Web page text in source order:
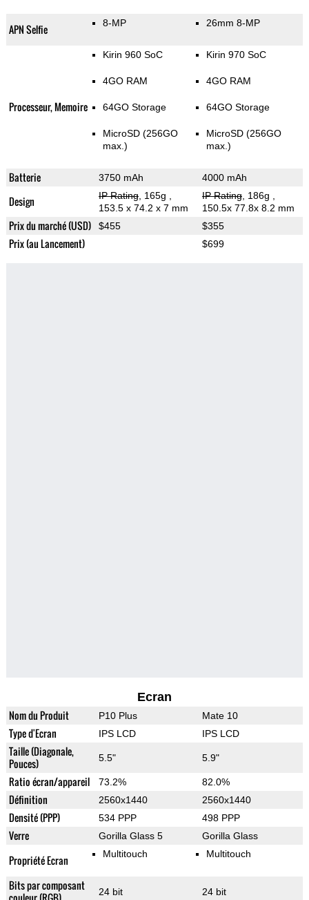
APN Selfie 8-MP 26mm 8-MP
Processeur, Memoire
Kirin 960 SoC
4GO RAM
64GO Storage
MicroSD (256GO
max.)
Kirin 970 SoC
4GO RAM
64GO Storage
MicroSD (256GO
max.)
Batterie 3750 mAh 4000 mAh
Design IP Rating, 165g
153.5 x 74.2 x 7 mm
IP Rating, 186g
150.5x 77.8x 8.2 mm
Prix du marché (USD) $455 $355
Prix (au Lancement) $699
Ecran
Nom du Produit P10 Plus Mate 10
Type d'Ecran IPS LCD IPS LCD
Taille (Diagonale,
Pouces)
5.5" 5.9"
Ratio écran/appareil 73.2% 82.0%
Définition 2560x1440 2560x1440
Densité (PPP) 534 PPP 498 PPP
Verre Gorilla Glass 5 Gorilla Glass
Propriété Ecran Multitouch Multitouch
Bits par composant
24 bit 24 bit